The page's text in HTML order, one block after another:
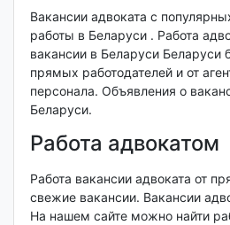
Вакансии адвоката с
работы в Беларуси . Работа
вакансии в Беларуси Беларуси
прямых работодателей и от
персонала. Объявления о
Беларуси.
Работа адвокатом
Работа вакансии адвоката от
свежие вакансии. Вакансии
На нашем сайте можно найти